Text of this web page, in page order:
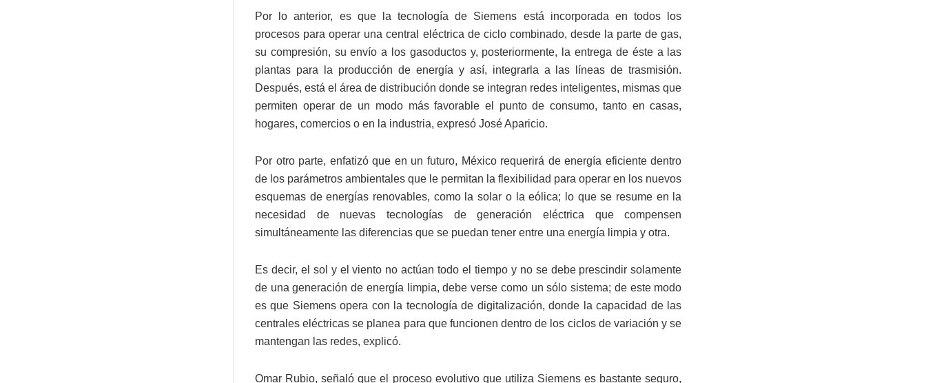
Por lo anterior, es que la tecnología de Siemens está incorporada en todos los
procesos para operar una central eléctrica de ciclo combinado, desde la parte de gas,
su compresión, su envío a los gasoductos y, posteriormente, la entrega de éste a las
plantas para la producción de energía y así, integrarla a las líneas de trasmisión.
Después, está el área de distribución donde se integran redes inteligentes, mismas que
permiten operar de un modo más favorable el punto de consumo, tanto en casas,
hogares, comercios o en la industria, expresó José Aparicio.
Por otro parte, enfatizó que en un futuro, México requerirá de energía eficiente dentro
de los parámetros ambientales que le permitan la flexibilidad para operar en los nuevos
esquemas de energías renovables, como la solar o la eólica; lo que se resume en la
necesidad de nuevas tecnologías de generación eléctrica que compensen
simultáneamente las diferencias que se puedan tener entre una energía limpia y otra.
Es decir, el sol y el viento no actúan todo el tiempo y no se debe prescindir solamente
de una generación de energía limpia, debe verse como un sólo sistema; de este modo
es que Siemens opera con la tecnología de digitalización, donde la capacidad de las
centrales eléctricas se planea para que funcionen dentro de los ciclos de variación y se
mantengan las redes, explicó.
Omar Rubio, señaló que el proceso evolutivo que utiliza Siemens es bastante seguro,